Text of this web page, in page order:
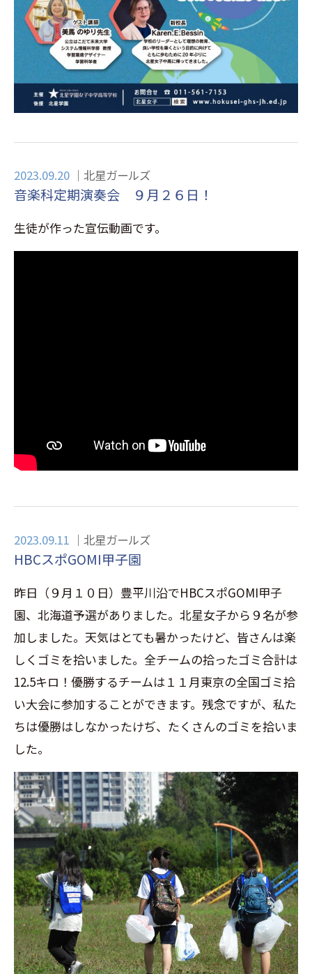
2023.09.20 北星ガールズ
音楽科定期演奏会 ９月２６日！
生徒が作った宣伝動画です。
2023.09.11 北星ガールズ
HBCスポGOMI甲子園
昨日（９月１０日）豊平川沿でHBCスポGOMI甲子
園、北海道予選がありました。北星女子から９名が参
加しました。天気はとても暑かったけど、皆さんは楽
しくゴミを拾いました。全チームの拾ったゴミ合計は
12.5キロ！優勝するチームは１１月東京の全国ゴミ拾
い大会に参加することができます。残念ですが、私た
ちは優勝はしなかったけぢ、たくさんのゴミを拾いま
した。